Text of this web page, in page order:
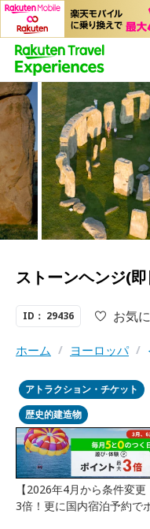
ストーンヘンジ(
ID： 29436 お気
ホーム / ヨーロッパ /
アトラクション・チケット
歴史的建造物
【2026年4月から条件変
3倍！更に国内宿泊予約で